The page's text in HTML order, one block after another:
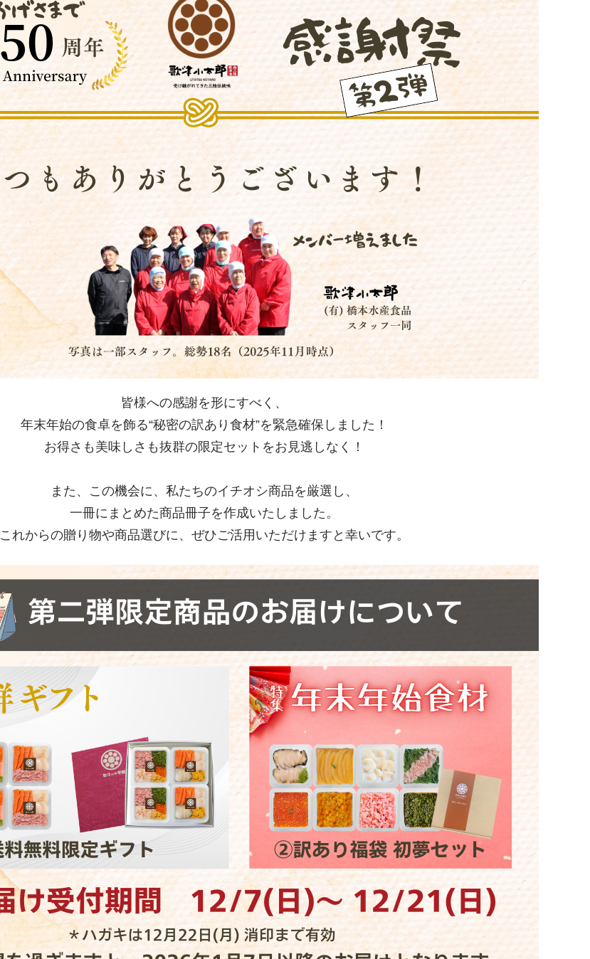
皆様への感謝を形にすべく、
年末年始の食卓を飾る“秘密の訳あり食材”を緊急確保しました！
お得さも美味しさも抜群の限定セットをお見逃しなく！
また、この機会に、私たちのイチオシ商品を厳選し、
一冊にまとめた商品冊子を作成いたしました。
これからの贈り物や商品選びに、ぜひご活用いただけますと幸いです。